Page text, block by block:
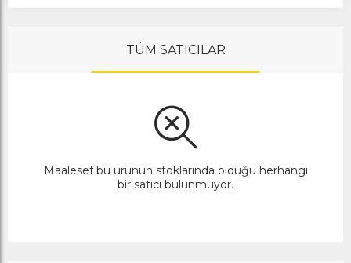
TÜM SATICILAR
Maalesef bu ürünün stoklarında olduğu herhangi
bir satıcı bulunmuyor.